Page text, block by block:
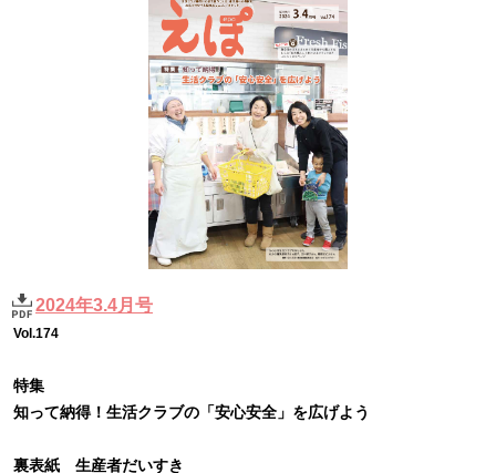
2024年3.4月号
Vol.174
特集
知って納得！生活クラブの「安心安全」を広げよう
裏表紙 生産者だいすき